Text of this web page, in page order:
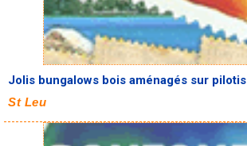
Jolis bungalows bois aménagés sur pilotis
St Leu